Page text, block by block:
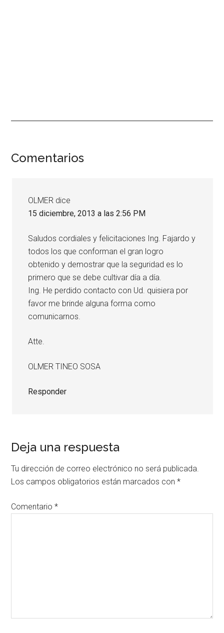
Interacciones
los
lectores
Comentarios
OLMER dice
15 diciembre, 2013 a las 2:56 PM
Saludos cordiales y felicitaciones Ing. Fajardo y
todos los que conforman el gran logro
obtenido y demostrar que la seguridad es lo
primero que se debe cultivar día a día.
Ing. He perdido contacto con Ud. quisiera por
favor me brinde alguna forma como
comunicarnos.
Atte.
OLMER TINEO SOSA
Responder
Deja una respuesta
Tu dirección de correo electrónico no será publicada.
Los campos obligatorios están marcados con*
Comentario*